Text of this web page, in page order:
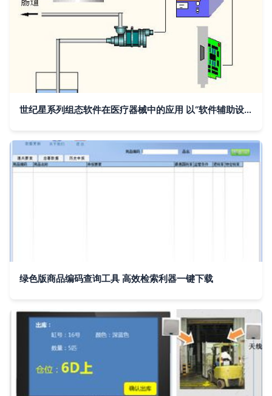
世纪星系列组态软件在医疗器械中的应用 以“软件辅助设备”为核心的创新实践
绿色版商品编码查询工具 高效检索利器一键下载